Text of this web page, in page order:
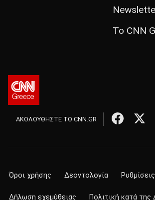
Το CNN
ΑΚΟΛΟΥΘΗΣΤΕ ΤΟ CNN.GR
Όροι χρήσης Δεοντολογία
Δήλωση εχεμύθειας Πολιτική κατά της